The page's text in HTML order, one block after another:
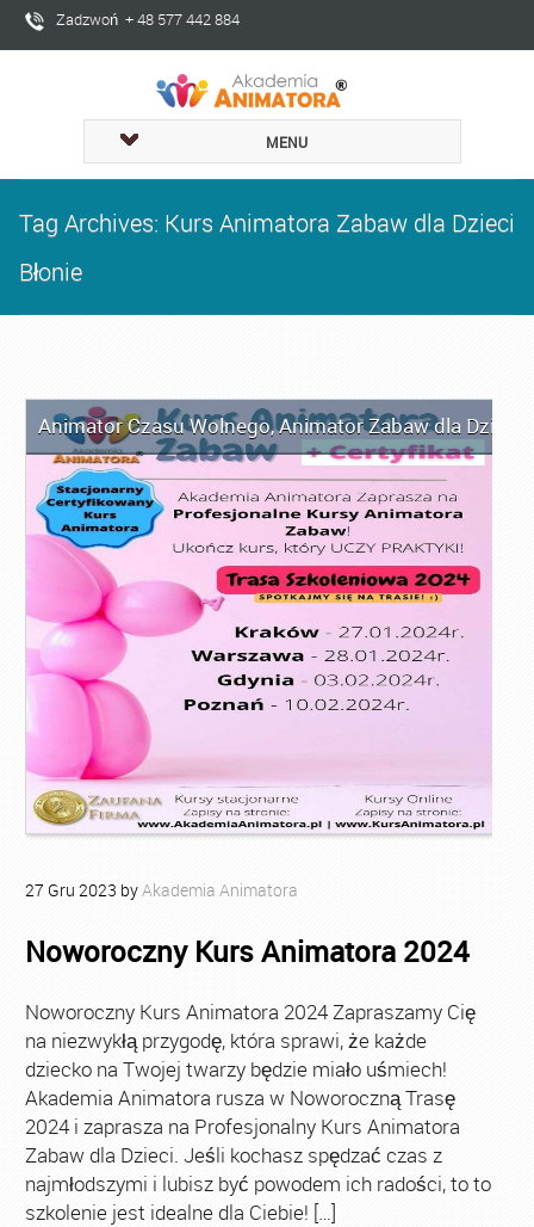
Zadzwoń + 48 577 442 884
MENU
Tag Archives: Kurs Animatora Zabaw dla Dzieci
Błonie
Animator Czasu Wolnego,Animator Zabaw dla Dzieci
27 Gru 2023 byAkademia Animatora
Noworoczny Kurs Animatora 2024
Noworoczny Kurs Animatora 2024 Zapraszamy Cię
na niezwykłą przygodę, która sprawi, że każde
dziecko na Twojej twarzy będzie miało uśmiech!
Akademia Animatora rusza w Noworoczną Trasę
2024 i zaprasza na Profesjonalny Kurs Animatora
Zabaw dla Dzieci. Jeśli kochasz spędzać czas z
najmłodszymi i lubisz być powodem ich radości, to to
szkolenie jest idealne dla Ciebie! […]